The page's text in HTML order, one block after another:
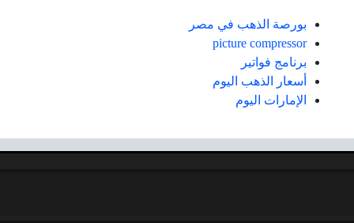
بورصة الذهب في مصر
picture compressor
برنامج فواتير
أسعار الذهب اليوم
الإمارات اليوم